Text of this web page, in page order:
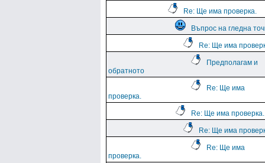
Re: Ще има проверка.
Въпрос на гледна
Re: Ще има
Предполагам и
обратното
Re: Ще има
проверка.
Re: Ще има проверка.
Re: Ще има
Re: Ще има
проверка.